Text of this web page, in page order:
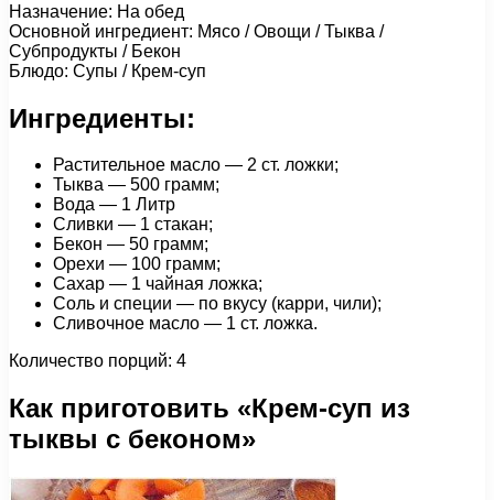
Назначение: На обед
Основной ингредиент: Мясо / Овощи / Тыква /
Субпродукты / Бекон
Блюдо: Супы / Крем-суп
Ингредиенты:
Растительное масло — 2 ст. ложки;
Тыква — 500 грамм;
Вода — 1 Литр
Сливки — 1 стакан;
Бекон — 50 грамм;
Орехи — 100 грамм;
Сахар — 1 чайная ложка;
Соль и специи — по вкусу (карри, чили);
Сливочное масло — 1 ст. ложка.
Количество порций: 4
Как приготовить «Крем-суп из
тыквы с беконом»